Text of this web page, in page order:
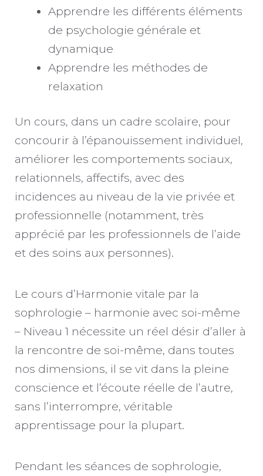
Apprendre les différents éléments
de psychologie générale et
dynamique
Apprendre les méthodes de
relaxation
Un cours, dans un cadre scolaire, pour
concourir à l’épanouissement individuel,
améliorer les comportements sociaux,
relationnels, affectifs, avec des
incidences au niveau de la vie privée et
professionnelle (notamment, très
apprécié par les professionnels de l’aide
et des soins aux personnes).
Le cours d’Harmonie vitale par la
sophrologie – harmonie avec soi-même
– Niveau 1 nécessite un réel désir d’aller à
la rencontre de soi-même, dans toutes
nos dimensions, il se vit dans la pleine
conscience et l’écoute réelle de l’autre,
sans l’interrompre, véritable
apprentissage pour la plupart.
Pendant les séances de sophrologie,